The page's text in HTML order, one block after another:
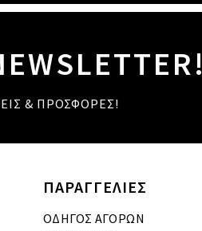
& ΠΡΟΣΦΟΡΕΣ!
ΠΑΡΑΓΓΕΛΙΕΣ
ΟΔΗΓΟΣ ΑΓΟΡΩΝ